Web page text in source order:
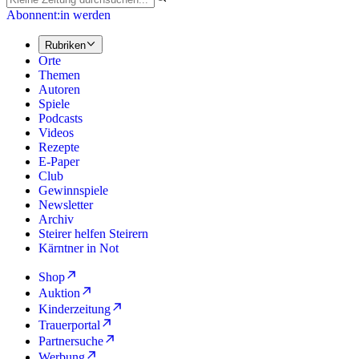
Abonnent:in werden
Rubriken
Orte
Themen
Autoren
Spiele
Podcasts
Videos
Rezepte
E-Paper
Club
Gewinnspiele
Newsletter
Archiv
Steirer helfen Steirern
Kärntner in Not
Shop
Auktion
Kinderzeitung
Trauerportal
Partnersuche